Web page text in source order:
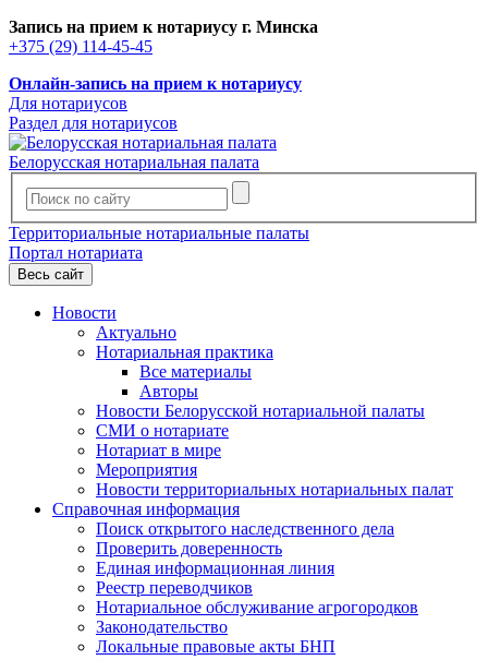
Запись на прием к нотариусу г. Минска
+375 (29) 114-45-45
Онлайн-запись на прием к нотариусу
Для нотариусов
Раздел для нотариусов
Белорусская нотариальная палата
Территориальные нотариальные палаты
Портал нотариата
Весь сайт
Новости
Актуально
Нотариальная практика
Все материалы
Авторы
Новости Белорусской нотариальной палаты
СМИ о нотариате
Нотариат в мире
Мероприятия
Новости территориальных нотариальных палат
Справочная информация
Поиск открытого наследственного дела
Проверить доверенность
Единая информационная линия
Реестр переводчиков
Нотариальное обслуживание агрогородков
Законодательство
Локальные правовые акты БНП